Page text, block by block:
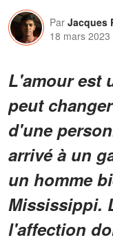
Par Jacques
18 mars 2023
L'amour est
peut
d'une
arrivé à un
un homme
Mississippi.
l'affection